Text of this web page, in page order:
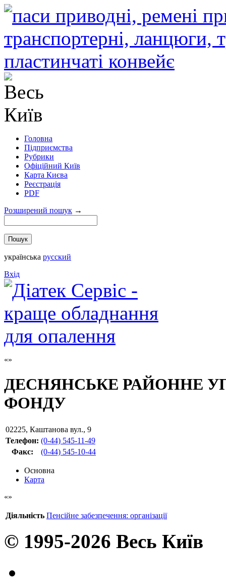
Головна
Підприємства
Рубрики
Офіційний Київ
Карта Києва
Реєстрація
PDF
Розширений пошук →
українська русский
Вхід
ДЕСНЯНСЬКЕ РАЙОННЕ
ФОНДУ
02225, Каштанова вул., 9
Телефон: (0-44) 545-11-49
Факс: (0-44) 545-10-44
Основна
Карта
Діяльність Пенсійне забезпечення: організації
© 1995-2026 Весь Київ